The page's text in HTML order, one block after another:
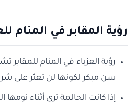
رؤية المقابر في المنام
رؤية العزباء في المنام للمقابر
سن مبكر لكونها لن تعثر على
إذا كانت الحالمة ترى أثناء نومها